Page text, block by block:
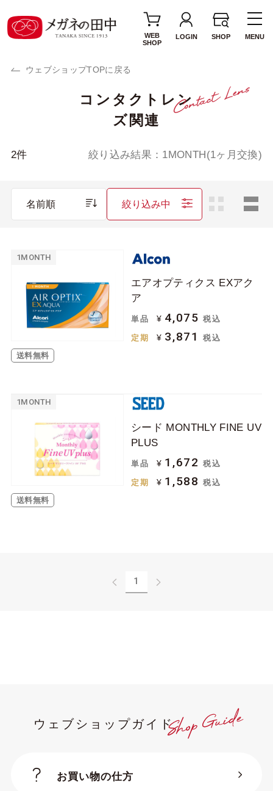
WEB
SHOP
LOGIN SHOP MENU
ウェブショップTOPに戻る
コンタクトレン
ズ関連
2件 絞り込み結果： 1MONTH(1ヶ月交換)
名前順 絞り込み中
使用期間・タイプ
1MONTH(1ヶ月交
カラーレンズ
サークルレンズ
乱視用レンズ
遠近両用レンズ
ブランド・メーカー
ジョンソン＆ジョン
ソン
ボシュロム
クーパービジョン
シード
メニコン
ロート
ケア用品
ソフトコンタクトレ
ンズ用
ハードコンタクトレ
ンズ用
その他関連用品
1MONTH
送料無料
エアオプティクス EXアク
ア
単品 ¥ 4,075 税込
定期 ¥ 3,871 税込
1MONTH
送料無料
シード MONTHLY FINE UV
PLUS
単品 ¥ 1,672 税込
定期 ¥ 1,588 税込
1
ウェブショップガイド
お買い物の仕方